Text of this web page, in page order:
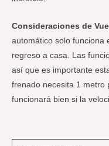
Consideraciones de
automático solo funciona
regreso a casa. Las
así que es importante
frenado necesita 1 metro
funcionará bien si la